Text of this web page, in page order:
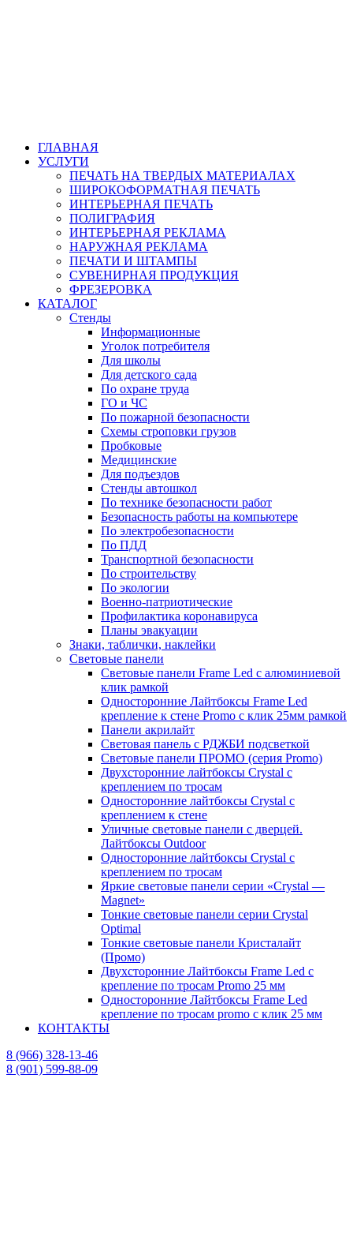
ГЛАВНАЯ
УСЛУГИ
ПЕЧАТЬ НА ТВЕРДЫХ МАТЕРИАЛАХ
ШИРОКОФОРМАТНАЯ ПЕЧАТЬ
ИНТЕРЬЕРНАЯ ПЕЧАТЬ
ПОЛИГРАФИЯ
ИНТЕРЬЕРНАЯ РЕКЛАМА
НАРУЖНАЯ РЕКЛАМА
ПЕЧАТИ И ШТАМПЫ
СУВЕНИРНАЯ ПРОДУКЦИЯ
ФРЕЗЕРОВКА
КАТАЛОГ
Стенды
Информационные
Уголок потребителя
Для школы
Для детского сада
По охране труда
ГО и ЧС
По пожарной безопасности
Схемы строповки грузов
Пробковые
Медицинские
Для подъездов
Стенды автошкол
По технике безопасности работ
Безопасность работы на компьютере
По электробезопасности
По ПДД
Транспортной безопасности
По строительству
По экологии
Военно-патриотические
Профилактика коронавируса
Планы эвакуации
Знаки, таблички, наклейки
Световые панели
Световые панели Frame Led с алюминиевой
клик рамкой
Односторонние Лайтбоксы Frame Led
крепление к стене Promo с клик 25мм рамкой
Панели акрилайт
Световая панель с РДЖБИ подсветкой
Световые панели ПРОМО (серия Promo)
Двухсторонние лайтбоксы Crystal с
креплением по тросам
Односторонние лайтбоксы Crystal с
креплением к стене
Уличные световые панели с дверцей.
Лайтбоксы Outdoor
Односторонние лайтбоксы Crystal с
креплением по тросам
Яркие световые панели серии «Crystal —
Magnet»
Тонкие световые панели серии Crystal
Optimal
Тонкие световые панели Кристалайт
(Промо)
Двухсторонние Лайтбоксы Frame Led с
крепление по тросам Promo 25 мм
Односторонние Лайтбоксы Frame Led
крепление по тросам promo с клик 25 мм
КОНТАКТЫ
8 (966) 328-13-46
8 (901) 599-88-09